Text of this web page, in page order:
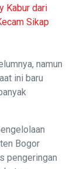
Kabur dari
Sikap
namun
ini baru
Bogor
pengeringan